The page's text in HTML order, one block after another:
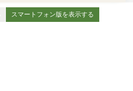
スマートフォン版を表示する